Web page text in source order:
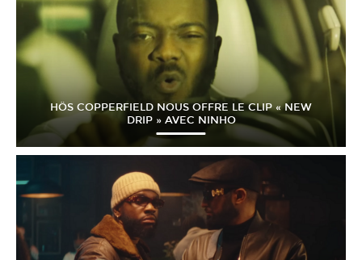
HÖS COPPERFIELD NOUS OFFRE LE CLIP « NEW
DRIP » AVEC NINHO